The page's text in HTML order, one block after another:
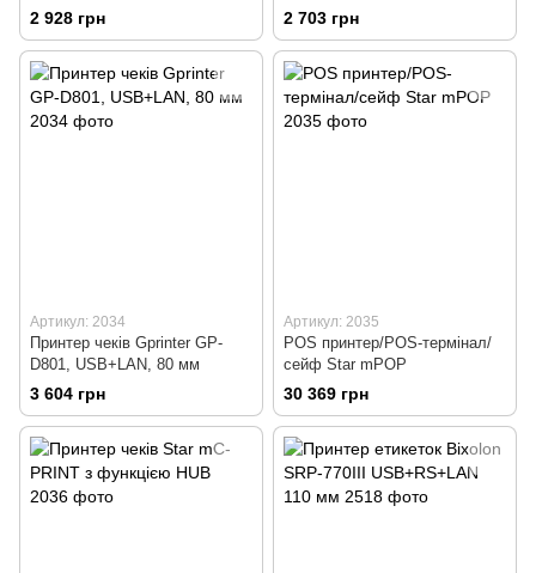
2 928 грн 2 703 грн
Артикул: 2034
Принтер чеків Gprinter GP-
D801, USB+LAN, 80 мм
3 604 грн
Артикул: 2035
POS принтер/POS-термінал/
сейф Star mPOP
30 369 грн